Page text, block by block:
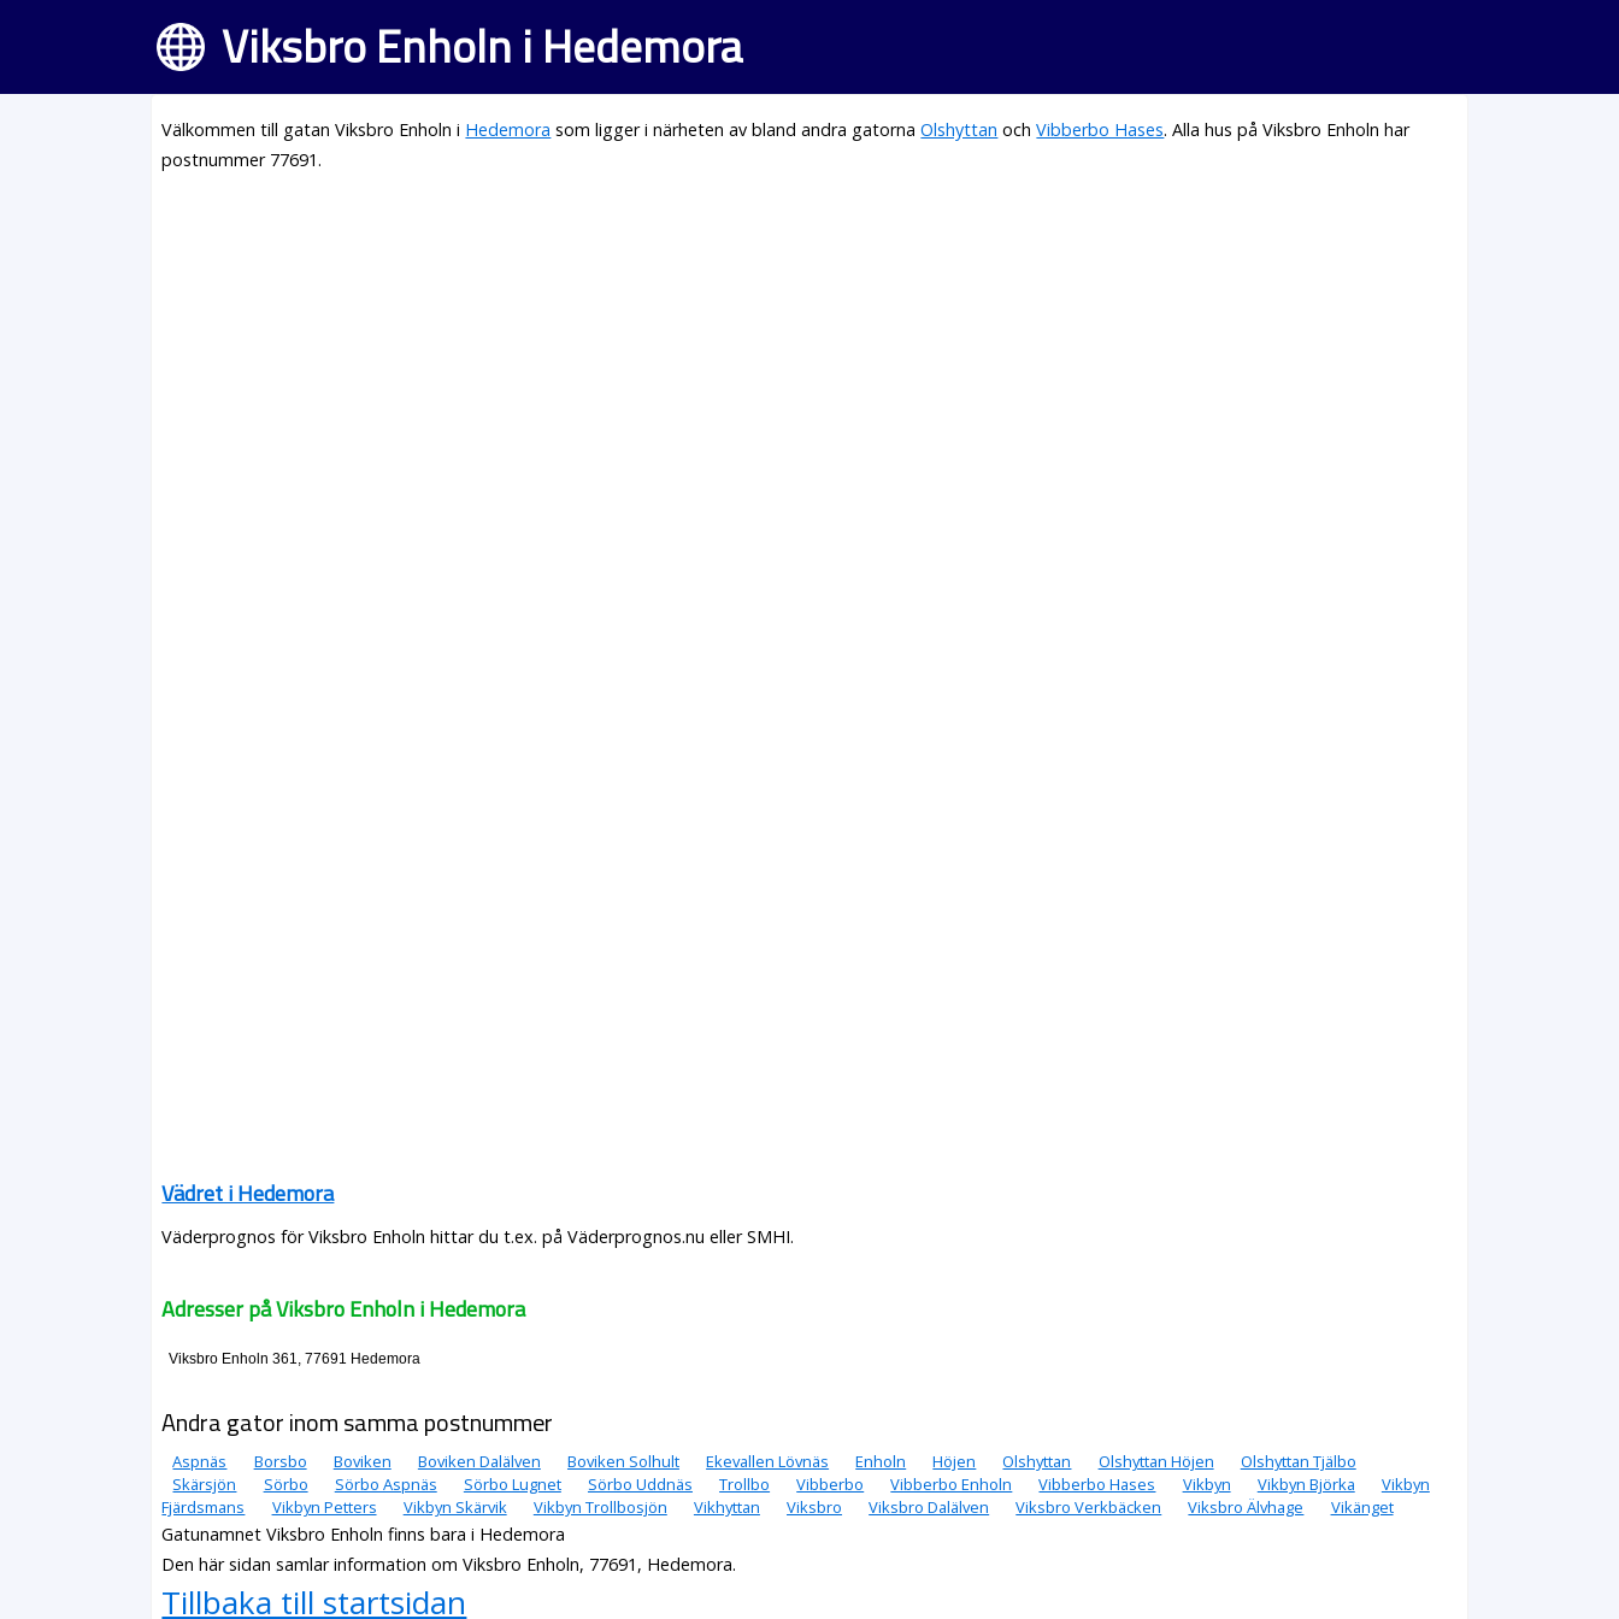
Viksbro Enholn i Hedemora
Välkommen till gatan Viksbro Enholn i Hedemora som ligger i närheten av bland andra gatornaOlshyttan ochVibberbo Hases. Alla hus på Viksbro Enholn har
postnummer 77691.
Vädret i Hedemora
Väderprognos för Viksbro Enholn hittar du t.ex. på Väderprognos.nu eller SMHI.
Adresser på Viksbro Enholn i Hedemora
Viksbro Enholn 361, 77691 Hedemora
Andra gator inom samma postnummer
Aspnäs Borsbo Boviken Boviken Dalälven Boviken Solhult Ekevallen Lövnäs Enholn Höjen Olshyttan Olshyttan Höjen
Olshyttan Tjälbo
Skärsjön
Sörbo Sörbo Aspnäs Sörbo Lugnet Sörbo Uddnäs Trollbo Vibberbo Vibberbo Enholn Vibberbo Hases Vikbyn Vikbyn Björka
Vikbyn
Fjärdsmans
Vikbyn Petters Vikbyn Skärvik Vikbyn Trollbosjön Vikhyttan Viksbro Viksbro Dalälven Viksbro Verkbäcken Viksbro Älvhage Vikänget
Gatunamnet Viksbro Enholn finns bara i Hedemora
Den här sidan samlar information om Viksbro Enholn, 77691, Hedemora.
Tillbaka till startsidan